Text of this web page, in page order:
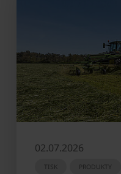
02.07.2026
TISK PRODUKTY